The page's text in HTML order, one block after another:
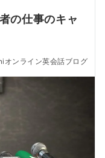
の仕事のキャ
オンライン英会話ブログ